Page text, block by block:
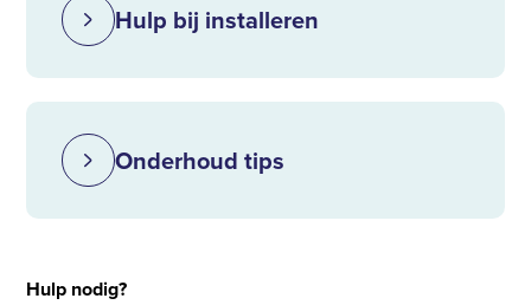
Hulp bij installeren
Onderhoud tips
Hulp nodig?